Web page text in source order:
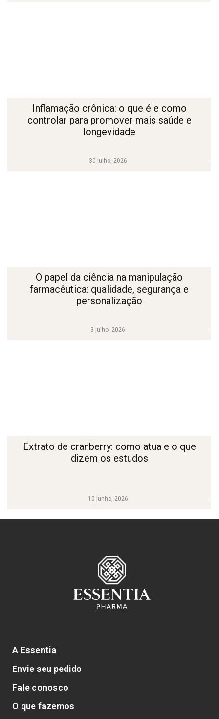
30 julho, 2026
Inflamação crônica: o que é e como
controlar para promover mais saúde e
longevidade
3 julho, 2026
O papel da ciência na manipulação
farmacêutica: qualidade, segurança e
personalização
10 junho, 2026
Extrato de cranberry: como atua e o que
dizem os estudos
A Essentia
Envie seu pedido
Fale conosco
O que fazemos